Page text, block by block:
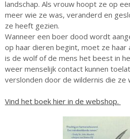
juli
mei
april
landschap. Als vrouw hoopt ze op
meer wie ze was, veranderd en
ze heeft gezien.
Wanneer een boer dood wordt
op haar dieren begint, moet ze haar
is de wolf of de mens het beest in
weer menselijk contact kunnen
verslonden door de wildernis die ze
Vind het boek hier in de webshop.